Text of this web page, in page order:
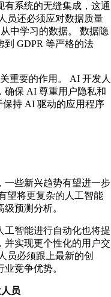
有系统的无缝集成，这通
员还必须应对数据质量
中学习的数据。 数据隐
GDPR 等严格的法
重要的作用。 AI 开发人
确保 AI 尊重用户隐私和
持 AI 驱动的应用程序
一些新兴趋势有望进一步
望将更复杂的人工智能
预测分析。
工智能进行自动化也将提
并实现更个性化的用户交
员必须跟上最新的创
竞争优势。
员